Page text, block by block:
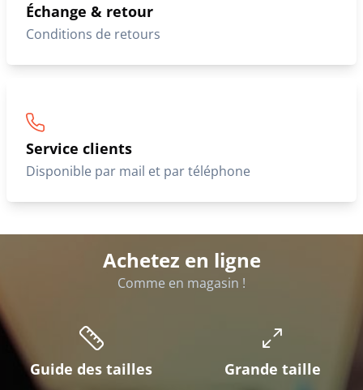
Échange & retour
Conditions de retours
Service clients
Disponible par mail et par téléphone
Achetez en ligne
Comme en magasin !
Guide des tailles Grande taille